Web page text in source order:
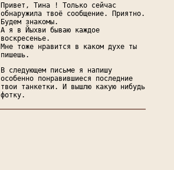
Привет, Тина ! Только сейчас
обнаружила твоё сообщение. Приятно.
Будем знакомы.
А я в Йыхви бываю каждое
воскресенье.
Мне тоже нравится в каком духе ты
пишешь.
В следующем письме я напишу
особенно понравившиеся последние
твои танкетки. И вышлю какую нибудь
фотку.